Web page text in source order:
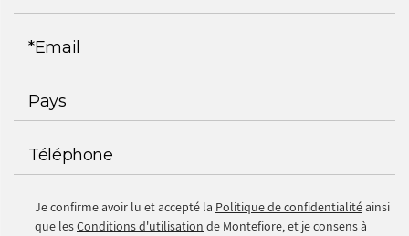
Je confirme avoir lu et accepté la Politique de confidentialitéainsi
que lesConditions d'utilisation de Montefiore, et je consens à